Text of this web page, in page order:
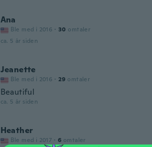
Ana
Ble med i 2016 · 30 omtaler
ca. 5 år siden
Jeanette
Ble med i 2016 · 29 omtaler
Beautiful
ca. 5 år siden
Heather
Ble med i 2017 · 6 omtaler